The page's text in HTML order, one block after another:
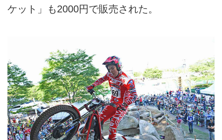
ケット」も2000円で販売された。